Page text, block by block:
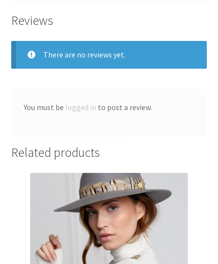
Reviews
There are no reviews yet.
You must be logged in to post a review.
Related products